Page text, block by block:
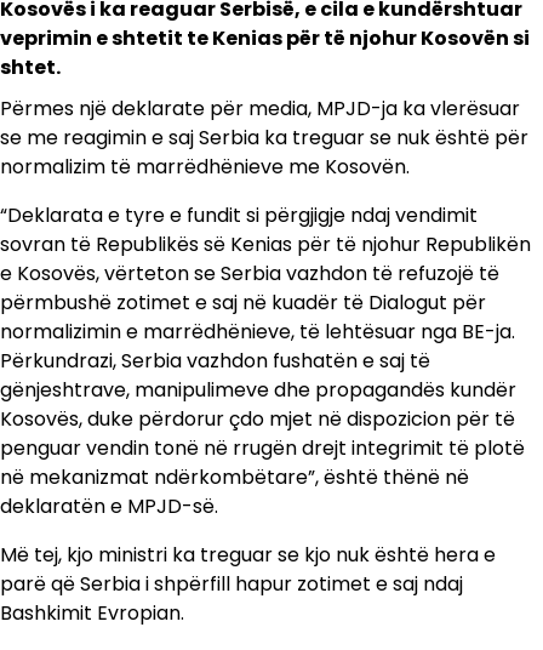
Kosovës i ka reaguar Serbisë, e cila e kundërshtuar
veprimin e shtetit te Kenias për të njohur Kosovën si
shtet.
Përmes një deklarate për media, MPJD-ja ka vlerësuar
se me reagimin e saj Serbia ka treguar se nuk është për
normalizim të marrëdhënieve me Kosovën.
“Deklarata e tyre e fundit si përgjigje ndaj vendimit
sovran të Republikës së Kenias për të njohur Republikën
e Kosovës, vërteton se Serbia vazhdon të refuzojë të
përmbushë zotimet e saj në kuadër të Dialogut për
normalizimin e marrëdhënieve, të lehtësuar nga BE-ja.
Përkundrazi, Serbia vazhdon fushatën e saj të
gënjeshtrave, manipulimeve dhe propagandës kundër
Kosovës, duke përdorur çdo mjet në dispozicion për të
penguar vendin tonë në rrugën drejt integrimit të plotë
në mekanizmat ndërkombëtare”, është thënë në
deklaratën e MPJD-së.
Më tej, kjo ministri ka treguar se kjo nuk është hera e
parë që Serbia i shpërfill hapur zotimet e saj ndaj
Bashkimit Evropian.